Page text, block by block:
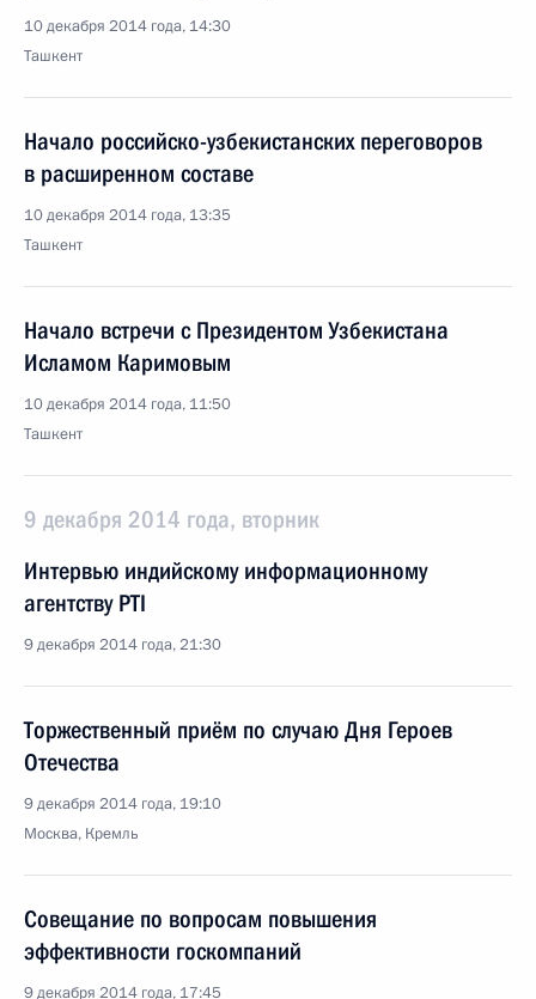
10 декабря 2014 года, 14:30
Ташкент
Начало российско-узбекистанских переговоров
в расширенном составе
10 декабря 2014 года, 13:35
Ташкент
Начало встречи с Президентом Узбекистана
Исламом Каримовым
10 декабря 2014 года, 11:50
Ташкент
9 декабря 2014 года, вторник
Интервью индийскому информационному
агентству PTI
9 декабря 2014 года, 21:30
Торжественный приём по случаю Дня Героев
Отечества
9 декабря 2014 года, 19:10
Москва, Кремль
Совещание по вопросам повышения
эффективности госкомпаний
9 декабря 2014 года, 17:45